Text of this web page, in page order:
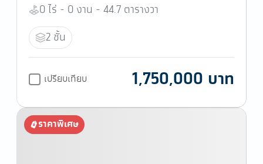
0 ไร่ - 0 งาน - 44.7 ตารางวา
2 ชั้น
เปรียบเทียบ 1,750,000 บาท
ราคาพิเศษ